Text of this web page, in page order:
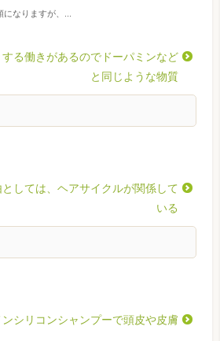
なりますが、...
る働きがあるのでドーパミンなど
と同じような物質
しては、ヘアサイクルが関係して
いる
ンシリコンシャンプーで頭皮や皮膚